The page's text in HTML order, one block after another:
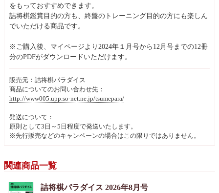
をもっておすすめできます。
詰将棋鑑賞目的の方も、終盤のトレーニング目的の方にも楽しん
でいただける商品です。
※ご購入後、マイページより2024年１月号から12月号までの12冊
分のPDFがダウンロードいただけます。
販売元：詰将棋パラダイス
商品についてのお問い合わせ先：
http://www005.upp.so-net.ne.jp/tsumepara/
発送について：
原則として3日～5日程度で発送いたします。
※先行販売などのキャンペーンの場合はこの限りではありません。
関連商品一覧
詰将棋パラダイス 2026年8月号